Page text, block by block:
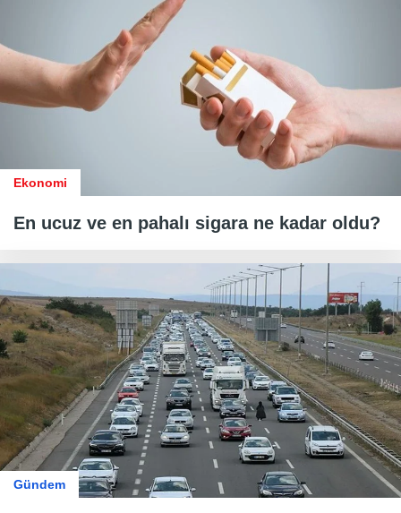
Ekonomi
En ucuz ve en pahalı sigara ne kadar oldu?
Gündem